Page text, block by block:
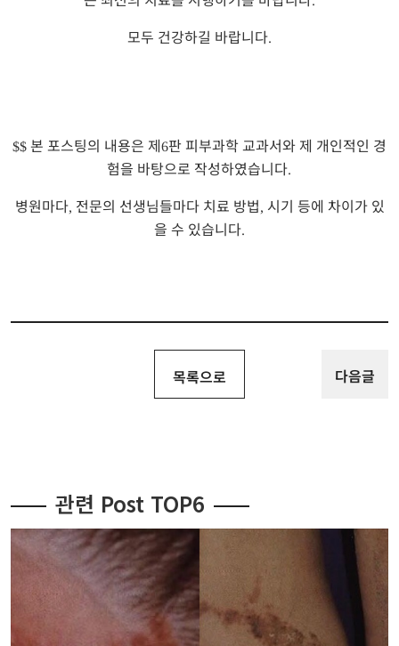
모두 건강하길 바랍니다.
$$본 포스팅의 내용은 제6판 피부과학 교과서와 제 개인적인 경
험을 바탕으로 작성하였습니다.
병원마다, 전문의 선생님들마다 치료 방법, 시기 등에 차이가 있
을 수 있습니다.
목록으로 다음글
관련 Post TOP6